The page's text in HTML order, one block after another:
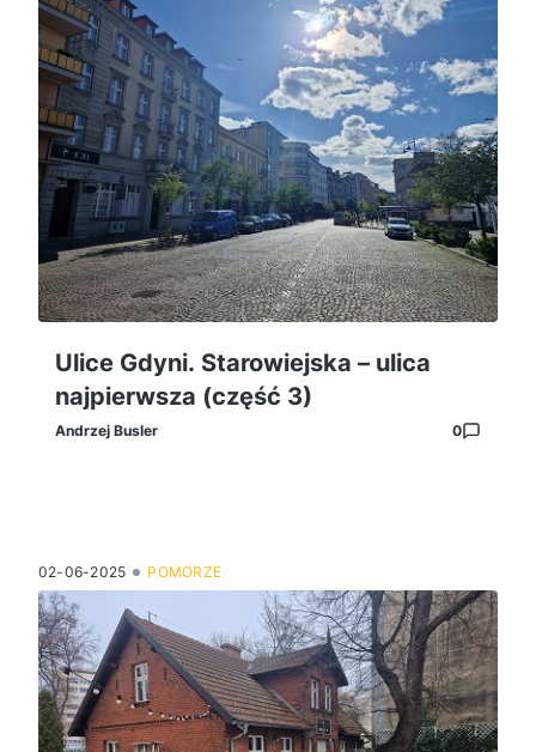
Ulice Gdyni. Starowiejska – ulica
najpierwsza (część 3)
Andrzej Busler 0
02-06-2025 POMORZE